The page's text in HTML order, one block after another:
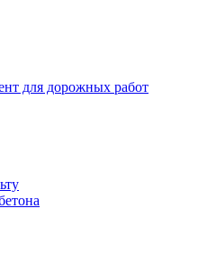
для дорожных работ